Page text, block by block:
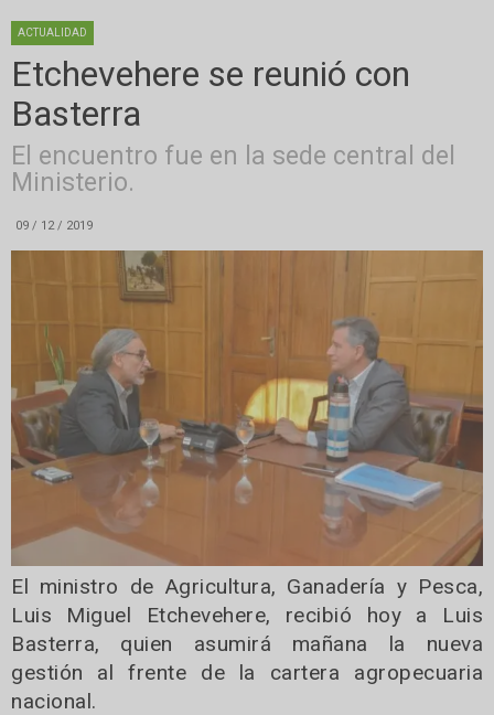
ACTUALIDAD
Etchevehere se reunió con
Basterra
El encuentro fue en la sede central del
Ministerio.
09 / 12 / 2019
El ministro de Agricultura, Ganadería y Pesca,
Luis Miguel Etchevehere, recibió hoy a Luis
Basterra, quien asumirá mañana la nueva
gestión al frente de la cartera agropecuaria
nacional.